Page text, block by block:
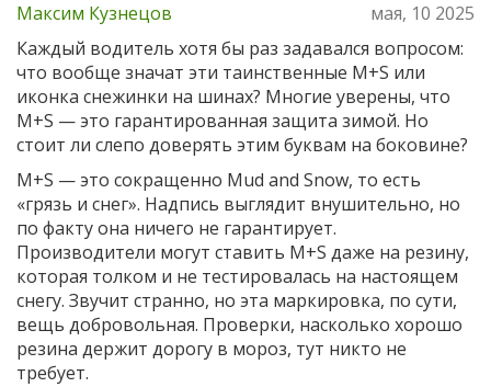
Максим Кузнецов
мая, 10 2025
Каждый водитель хотя бы раз задавался вопросом:
что вообще значат эти таинственные M+S или
иконка снежинки на шинах? Многие уверены, что
M+S — это гарантированная защита зимой. Но
стоит ли слепо доверять этим буквам на боковине?
M+S — это сокращенно Mud and Snow, то есть
«грязь и снег». Надпись выглядит внушительно, но
по факту она ничего не гарантирует.
Производители могут ставить M+S даже на резину,
которая толком и не тестировалась на настоящем
снегу. Звучит странно, но эта маркировка, по сути,
вещь добровольная. Проверки, насколько хорошо
резина держит дорогу в мороз, тут никто не
требует.